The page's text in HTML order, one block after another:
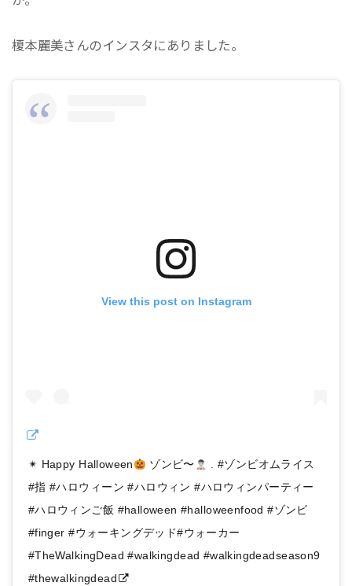
榎本麗美さんのインスタにありました。
View this post on Instagram
✴︎ Happy Halloween ゾンビ〜
. #ゾンビオムライス
#指 #ハロウィーン #ハロウィン #ハロウィンパーティー
#ハロウィンご飯 #halloween #halloweenfood #ゾンビ
#finger #ウォーキングデッド#ウォーカー
#TheWalkingDead #walkingdead #walkingdeadseason9
#thewalkingdead